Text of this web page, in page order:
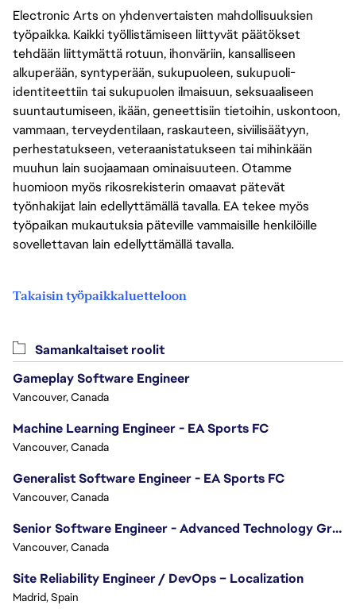
Electronic Arts on yhdenvertaisten mahdollisuuksien
työpaikka. Kaikki työllistämiseen liittyvät päätökset
tehdään liittymättä rotuun, ihonväriin, kansalliseen
alkuperään, syntyperään, sukupuoleen, sukupuoli-
identiteettiin tai sukupuolen ilmaisuun, seksuaaliseen
suuntautumiseen, ikään, geneettisiin tietoihin, uskontoon,
vammaan, terveydentilaan, raskauteen, siviilisäätyyn,
perhestatukseen, veteraanistatukseen tai mihinkään
muuhun lain suojaamaan ominaisuuteen. Otamme
huomioon myös rikosrekisterin omaavat pätevät
työnhakijat lain edellyttämällä tavalla. EA tekee myös
työpaikan mukautuksia päteville vammaisille henkilöille
sovellettavan lain edellyttämällä tavalla.
Takaisin työpaikkaluetteloon
Samankaltaiset roolit
Gameplay Software Engineer
Vancouver, Canada
Machine Learning Engineer - EA Sports FC
Vancouver, Canada
Generalist Software Engineer - EA Sports FC
Vancouver, Canada
Senior Software Engineer - Advanced Technology Group
Vancouver, Canada
Site Reliability Engineer / DevOps – Localization
Madrid, Spain